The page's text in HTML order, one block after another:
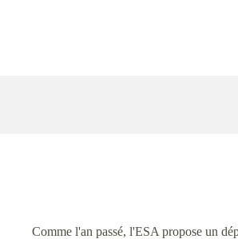
Comme l'an passé, l'ESA propose un